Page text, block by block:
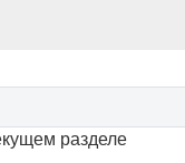
разделе